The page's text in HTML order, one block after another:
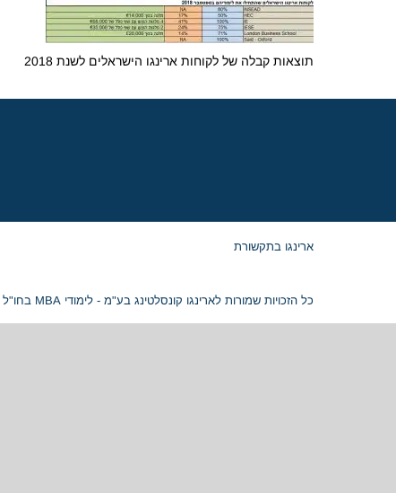
תוצאות קבלה של לקוחות ארינגו הישראלים לשנת 2018
ארינגו בתקשורת
כל הזכויות שמורות לארינגו קונסלטינג בע"מ - לימודי MBA בחו"ל 2026 © ח.פ. 515054799 |